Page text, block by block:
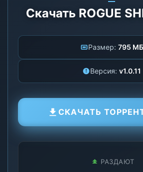
Скачать ROGUE
Размер: 795 МБ
Версия: v1.0.11
СКАЧАТЬ
РАЗДАЮТ